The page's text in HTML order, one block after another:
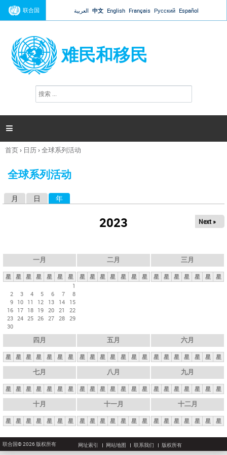
Jump to navigation
联合国 العربية 中文 English Français Русский Español
难民和移民
搜
索

你
这
首页› 日历›全球系列活动
全球系列活动
月 日 年
2023 Next »
一月
星 星 星 星 星 星
星
1
2
3 4 5 6 7
8
9 10 11 12 13 14
15
16 17 18 19 20 21
22
23 24 25 26 27 28 29
30
二月
星 星 星 星 星 星 星
三月
星 星 星 星 星 星 星
四月
星 星 星 星 星 星 星
五月
星 星 星 星 星 星 星
六月
星 星 星 星 星 星 星
七月
星 星 星 星 星 星 星
八月
星 星 星 星 星 星 星
九月
星 星 星 星 星 星 星
十月
星 星 星 星 星 星 星
十一月
星 星 星 星 星 星 星
十二月
星 星 星 星 星 星 星
联合国© 2026 版权所有 网址索引 网站地图 联系我们 版权所有